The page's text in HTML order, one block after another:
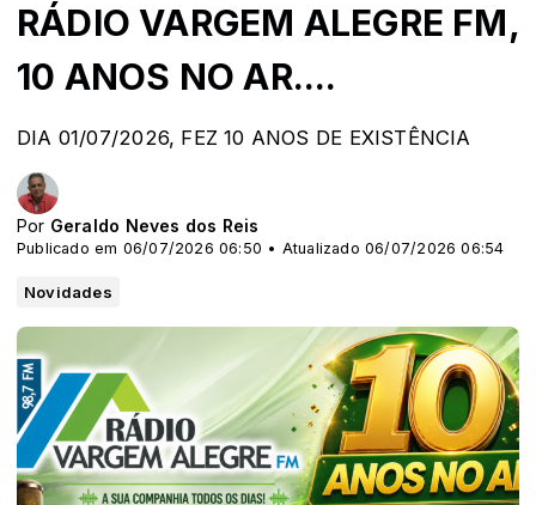
RÁDIO VARGEM ALEGRE FM,
10 ANOS NO AR....
DIA 01/07/2026, FEZ 10 ANOS DE EXISTÊNCIA
Por Geraldo Neves dos Reis
Publicado em 06/07/2026 06:50 • Atualizado 06/07/2026 06:54
Novidades